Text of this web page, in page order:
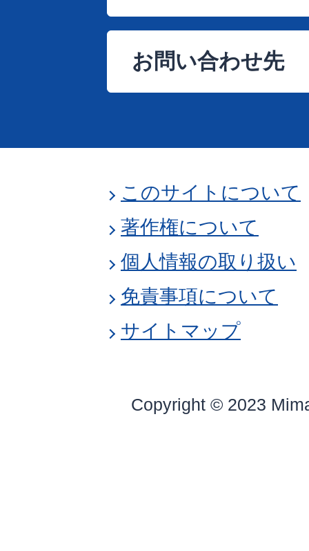
お問い合わせ先
このサイトについて
著作権について
個人情報の取り扱い
免責事項について
サイトマップ
Copyright © 2023